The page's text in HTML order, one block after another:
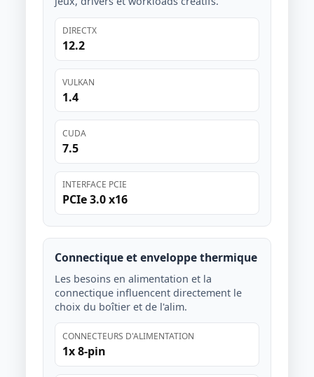
DIRECTX
12.2
VULKAN
1.4
CUDA
7.5
INTERFACE PCIE
PCIe 3.0 x16
Connectique et enveloppe thermique
Les besoins en alimentation et la
connectique influencent directement le
choix du boîtier et de l'alim.
CONNECTEURS D'ALIMENTATION
1x 8-pin